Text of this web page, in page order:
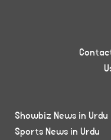
Showbiz News in Urdu
Sports News in Urdu